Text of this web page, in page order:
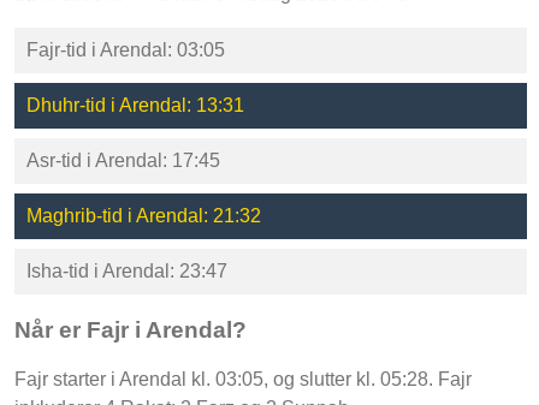
Fajr-tid i Arendal: 03:05
Dhuhr-tid i Arendal: 13:31
Asr-tid i Arendal: 17:45
Maghrib-tid i Arendal: 21:32
Isha-tid i Arendal: 23:47
Når er Fajr i Arendal?
Fajr starter i Arendal kl. 03:05, og slutter kl. 05:28. Fajr